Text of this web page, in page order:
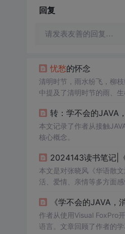
回复
请发表友善的回复…
忧愁的怀念
清明时节，雨水纷飞，柳
中提及了清明时节的雨、
转：学不会的JAVA
本文记录了作者从接触
核心概念。
2024143读书笔记|
本文是对张晓风《华语散
活、爱情、亲情等多方面
《学不会的JAVA，
作者从使用Visual FoxPro
语言。文章回顾了作者的学